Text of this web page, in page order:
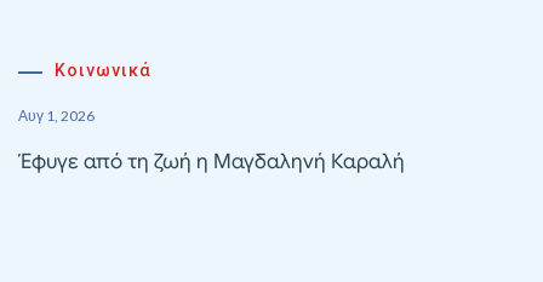
Κοινωνικά
Αυγ 1, 2026
Έφυγε από τη ζωή η Μαγδαληνή Καραλή